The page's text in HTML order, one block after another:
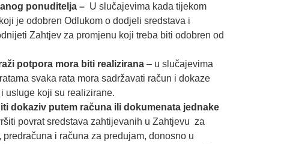
ponuditelja – U slučajevima kada tijekom
je odobren Odlukom o dodjeli sredstava i
Zahtjev za promjenu koji treba biti odobren od
potpora mora biti realizirana – u slučajevima
svaka rata mora sadržavati račun i dokaze
usluge koji su realizirane.
dokaziv putem računa ili dokumenata jednake
povrat sredstava zahtijevanih u Zahtjevu za
i računa za predujam, donosno u